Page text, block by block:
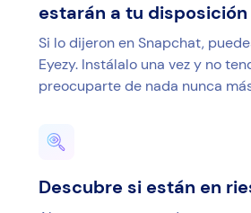
estarán a tu disposición
Si lo dijeron en Snapchat,
Eyezy. Instálalo una vez y no
preocuparte de nada nunca
Descubre si están en